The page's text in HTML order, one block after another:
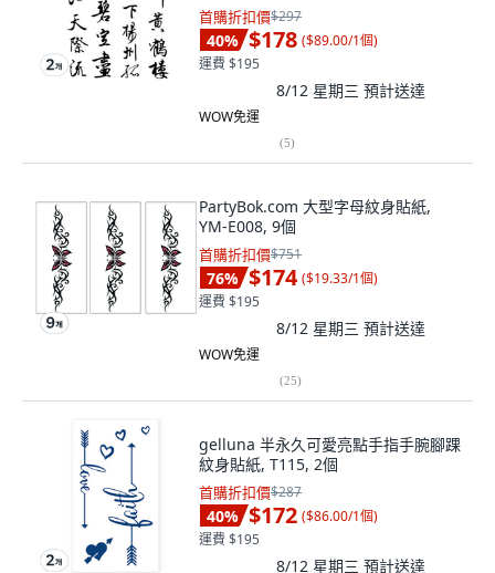
首購折扣價$297
40% $178 ($89.00/1個)
運費 $195
8/12 星期三 預計送達
WOW免運
(5)
PartyBok.com 大型字母紋身貼紙,
YM-E008, 9個
首購折扣價$751
76% $174 ($19.33/1個)
運費 $195
8/12 星期三 預計送達
WOW免運
(25)
gelluna 半永久可愛亮點手指手腕腳踝
紋身貼紙, T115, 2個
首購折扣價$287
40% $172 ($86.00/1個)
運費 $195
8/12 星期三 預計送達